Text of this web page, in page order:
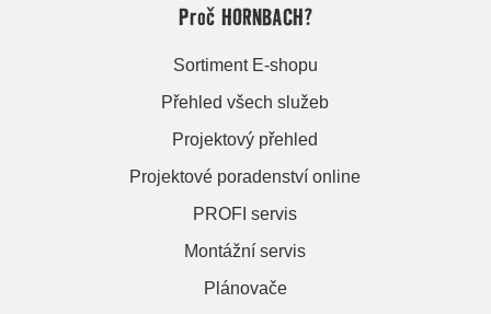
Proč HORNBACH?
Sortiment E-shopu
Přehled všech služeb
Projektový přehled
Projektové poradenství online
PROFI servis
Montážní servis
Plánovače